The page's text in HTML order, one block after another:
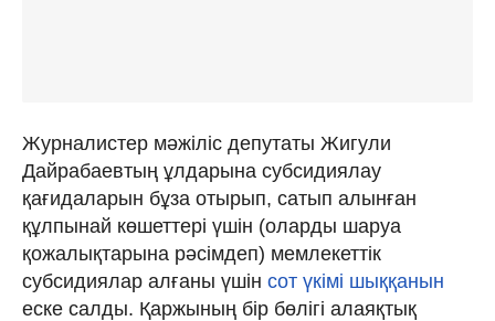
Журналистер мәжіліс депутаты Жигули
Дайрабаевтың ұлдарына субсидиялау
қағидаларын бұза отырып, сатып алынған
құлпынай көшеттері үшін (оларды шаруа
қожалықтарына рәсімдеп) мемлекеттік
субсидиялар алғаны үшін сот үкімі шыққанын
еске салды. Қаржының бір бөлігі алаяқтық